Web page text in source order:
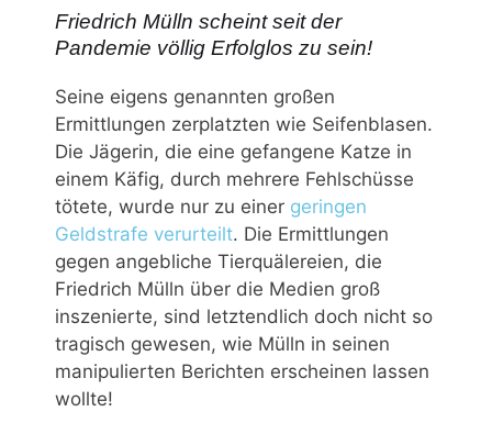
Friedrich Mülln scheint seit der
Pandemie völlig Erfolglos zu sein!
Seine eigens genannten großen
Ermittlungen zerplatzten wie Seifenblasen.
Die Jägerin, die eine gefangene Katze in
einem Käfig, durch mehrere Fehlschüsse
tötete, wurde nur zu einer geringen
Geldstrafe verurteilt. Die Ermittlungen
gegen angebliche Tierquälereien, die
Friedrich Mülln über die Medien groß
inszenierte, sind letztendlich doch nicht so
tragisch gewesen, wie Mülln in seinen
manipulierten Berichten erscheinen lassen
wollte!